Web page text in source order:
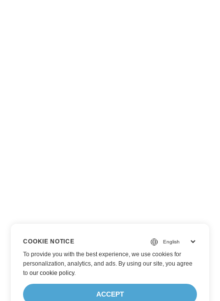
COOKIE NOTICE
To provide you with the best experience, we use cookies for
personalization, analytics, and ads. By using our site, you agree
toour cookie policy.
ACCEPT